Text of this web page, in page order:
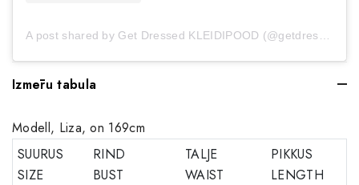
Izmēru tabula
Modell, Liza, on 169cm
SUURUS
SIZE
RIND
BUST
TALJE
WAIST
PIKKUS
LENGTH